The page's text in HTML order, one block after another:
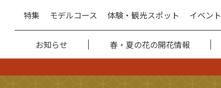
特集 モデルコース 体験・観光スポット イベント
お知らせ 春・夏の花の開花情報